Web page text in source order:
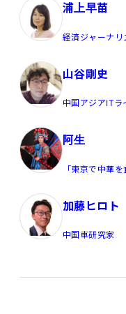
浦上早苗
経済ジャーナ
山谷剛史
中国アジアITラ
阿生
「東京で中華を
加藤ヒロト
中国車研究家